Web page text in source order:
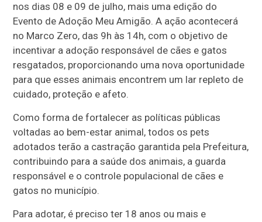
nos dias 08 e 09 de julho, mais uma edição do
Evento de Adoção Meu Amigão. A ação acontecerá
no Marco Zero, das 9h às 14h, com o objetivo de
incentivar a adoção responsável de cães e gatos
resgatados, proporcionando uma nova oportunidade
para que esses animais encontrem um lar repleto de
cuidado, proteção e afeto.
Como forma de fortalecer as políticas públicas
voltadas ao bem-estar animal, todos os pets
adotados terão a castração garantida pela Prefeitura,
contribuindo para a saúde dos animais, a guarda
responsável e o controle populacional de cães e
gatos no município.
Para adotar, é preciso ter 18 anos ou mais e